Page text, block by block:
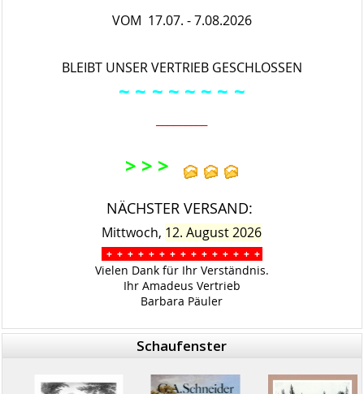
VOM 17.07. - 7.08.2026
BLEIBT UNSER VERTRIEB GESCHLOSSEN
~ ~ ~ ~ ~ ~ ~ ~
> > >
NÄCHSTER VERSAND:
Mittwoch, 12. August 2026
+ + + + + + + + + + + + + + +
Vielen Dank für Ihr Verständnis.
Ihr Amadeus Vertrieb
Barbara Päuler
Schaufenster